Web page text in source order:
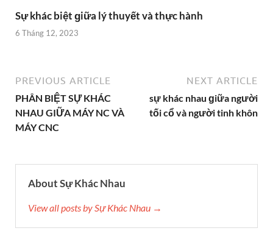
Sự khác biệt ɡiữa lý thuyết và thực hành
6 Tháng 12, 2023
PREVIOUS ARTICLE
PHÂN BIỆT SỰ KHÁC
NHAU GIỮA MÁY NC VÀ
MÁY CNC
NEXT ARTICLE
sự khác nhau ɡiữa người
tối cổ và người tinh khôn
About Sự Khác Nhau
View all posts by Sự Khác Nhau →